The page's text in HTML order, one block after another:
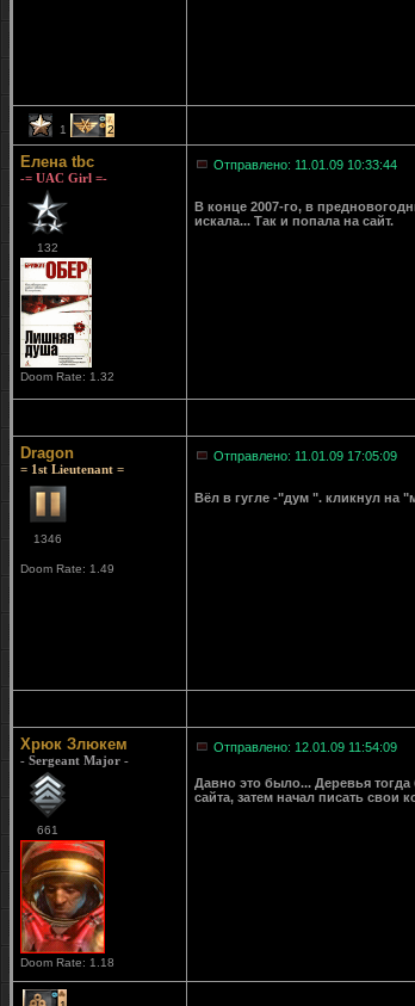
1 2
Елена tbc
-= UAC Girl =-
132
Doom Rate: 1.32
Отправлено: 11.01.09 10:33:44
В конце 2007-го, в
искала... Так и попала на сайт.
Dragon
= 1st Lieutenant =
1346
Doom Rate: 1.49
Отправлено: 11.01.09 17:05:09
Вёл в гугле -"дум ". кликнул на
Хрюк Злюкем
- Sergeant Major -
661
Doom Rate: 1.18
Отправлено: 12.01.09 11:54:09
Давно это было... Деревья
сайта, затем начал писать